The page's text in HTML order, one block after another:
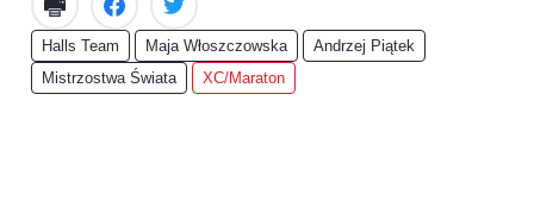
Halls Team Maja Włoszczowska
Andrzej Piątek
Mistrzostwa Świata
XC/Maraton